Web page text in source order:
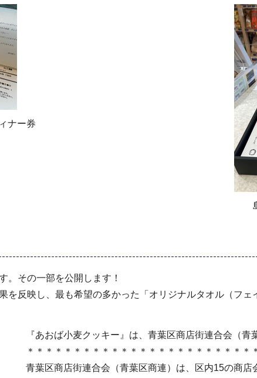
ナー券
。その一部を公開します！
反映し、最も希望の多かった「オリジナルタオル（フェ
『あおば小麦クッキー』は、青葉区商店街連合会（青
＊＊＊＊＊＊＊＊＊＊＊＊＊＊＊＊＊＊＊＊＊＊＊＊
青葉区商店街連合会（青葉区商連）は、区内15の商店